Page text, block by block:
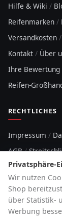
Hilfe & Wiki /
Reifenmarken /
Versandkosten /
Kontakt / Über
Ihre
Reifen-
RECHTLICHES
Impressum /
AGB/
Sitemap
Cookie-Hinweis
HOTLINE
Privatsphäre-
Wir nutzen
Shop
über Statistik-
Werbung